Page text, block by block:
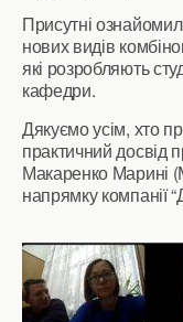
Присутні
нових видів
які розробляють
кафедри.
Дякуємо усім, хто
практичний досвід
Макаренко Марині
напрямку компанії